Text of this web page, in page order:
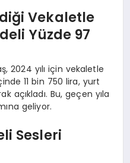
Vekaletle
Yüzde 97
2024 yılı için vekaletle
11 bin 750 lira, yurt
açıkladı. Bu, geçen yıla
geliyor.
Sesleri